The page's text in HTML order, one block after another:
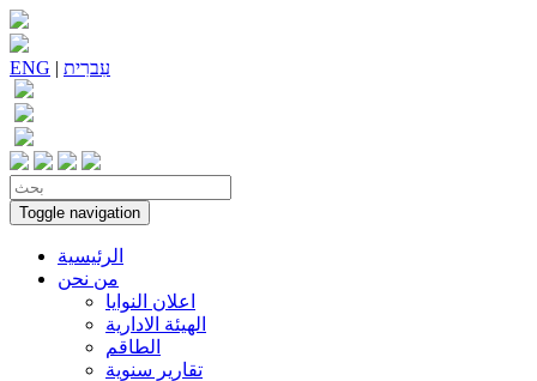
ENG | עִברִית
Toggle navigation
الرئيسية
من نحن
اعلان النوايا
الهيئة الادارية
الطاقم
تقارير سنوية